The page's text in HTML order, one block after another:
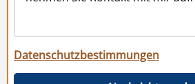
Datenschutzbestimmungen